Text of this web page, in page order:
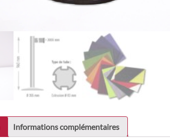
Informations complémentaires